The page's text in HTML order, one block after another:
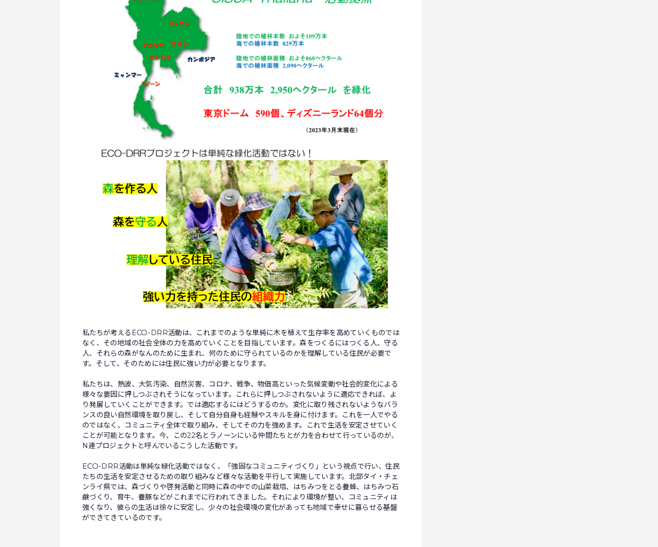
私たちが考えるECO-DRR活動は、これまでのような単純に木を植えて生存率を高めていくものでは
なく、その地域の社会全体の力を高めていくことを目指しています。森をつくるにはつくる人、守る
人、それらの森がなんのために生まれ、何のために守られているのかを理解している住民が必要で
す。そして、そのためには住民に強い力が必要となります。
私たちは、熱波、大気汚染、自然災害、コロナ、戦争、物価高といった気候変動や社会的変化による
様々な要因に押しつぶされそうになっています。これらに押しつぶされないように適応できれば、よ
り発展していくことができます。では適応するにはどうするのか。変化に取り残されないようなバラ
ンスの良い自然環境を取り戻し、そして自分自身も経験やスキルを身に付けます。これを一人でやる
のではなく、コミュニティ全体で取り組み、そしてその力を強めます。これで生活を安定させていく
ことが可能となります。今、この22名とラノーンにいる仲間たちとが力を合わせて行っているのが、
N連プロジェクトと呼んでいるこうした活動です。
ECO-DRR活動は単純な緑化活動ではなく、「強固なコミュニティづくり」という視点で行い、住民
たちの生活を安定させるための取り組みなど様々な活動を平行して実施しています。北部タイ・チェ
ンライ県では、森づくりや啓発活動と同時に森の中での山菜栽培、はちみつをとる養蜂、はちみつ石
鹸づくり、育牛、養豚などがこれまでに行われてきました。それにより環境が整い、コミュニティは
強くなり、彼らの生活は徐々に安定し、少々の社会環境の変化があっても地域で幸せに暮らせる基盤
ができてきているのです。